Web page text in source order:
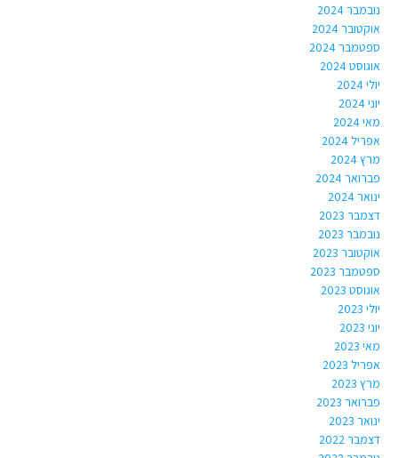
נובמבר 2024
אוקטובר 2024
ספטמבר 2024
אוגוסט 2024
יולי 2024
יוני 2024
מאי 2024
אפריל 2024
מרץ 2024
פברואר 2024
ינואר 2024
דצמבר 2023
נובמבר 2023
אוקטובר 2023
ספטמבר 2023
אוגוסט 2023
יולי 2023
יוני 2023
מאי 2023
אפריל 2023
מרץ 2023
פברואר 2023
ינואר 2023
דצמבר 2022